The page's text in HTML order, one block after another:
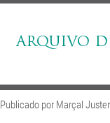
ARQUIVO
Publicado por Marçal